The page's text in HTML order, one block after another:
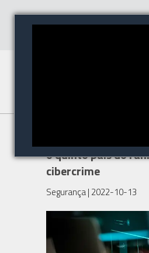
o quinto país do
cibercrime
Segurança| 2022-10-13